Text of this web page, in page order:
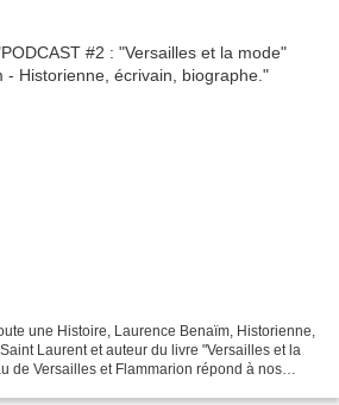
une Histoire, Laurence Benaïm, Historienne,
Laurent et auteur du livre "Versailles et la
de Versailles et Flammarion répond à nos